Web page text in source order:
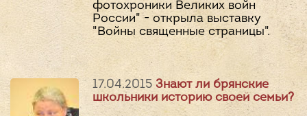
фотохроники Великих войн
России" - открыла выставку
"Войны священные страницы".
17.04.2015 Знают ли брянские
школьники историю своей семьи?